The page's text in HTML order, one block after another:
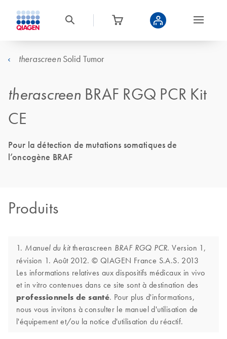
therascreenSolid Tumor
therascreen BRAF RGQ PCR Kit
CE
Pour la détection de mutations somatiques de
l’oncogène BRAF
Produits
1. Manuel du kittherascreen BRAF RGQ PCR. Version 1,
révision 1. Août 2012. © QIAGEN France S.A.S. 2013
Les informations relatives aux dispositifs médicaux in vivo
et in vitro contenues dans ce site sont à destination des
professionnels de santé. Pour plus d'informations,
nous vous invitons à consulter le manuel d'utilisation de
l'équipement et/ou la notice d'utilisation du réactif.